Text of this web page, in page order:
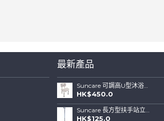
最新產品
Suncare 可調高U型沐浴椅連可拆背板(特闊坐位)
HK$450.0
Suncare 長方型扶手站立式四腳拐杖 ( 藍色)
HK$125.0